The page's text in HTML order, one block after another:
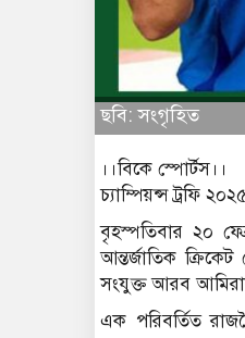
ছবি: সংগৃহিত
।।বিকে স্পোর্টস।।
চ্যাম্পিয়ন্স ট্রফি
বৃহস্পতিবার ২০
আন্তর্জাতিক
সংযুক্ত আরব
এক পরিবর্তিত